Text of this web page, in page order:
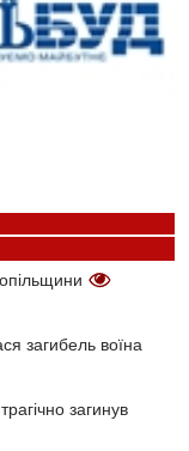
загибель воїна
загинув